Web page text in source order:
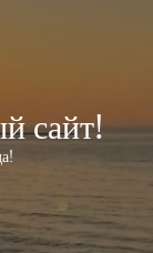
сайт!